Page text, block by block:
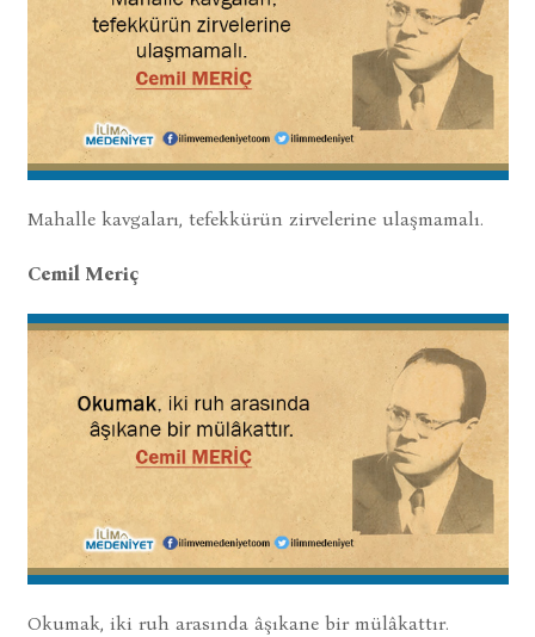
Mahalle kavgaları, tefekkürün zirvelerine ulaşmamalı.
Cemil Meriç
Okumak, iki ruh arasında âşıkane bir mülâkattır.